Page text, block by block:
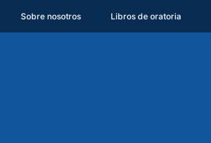
Sobre nosotros Libros de oratoria